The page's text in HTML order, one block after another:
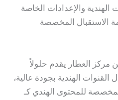
الهندية والإعدادات الخاصة
الاستقبال المخصصة
مركز العطار يقدم حلولاً
الهندية بجودة عالية،
للمحتوى الهندي كـ